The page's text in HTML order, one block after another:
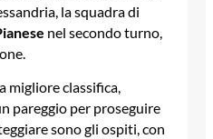
la squadra di
nel secondo turno,
migliore classifica,
pareggio per proseguire
sono gli ospiti, con